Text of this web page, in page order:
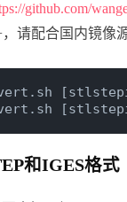
github.com/
，请配合国内镜像
和IGES格式